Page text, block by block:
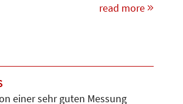
read more
einer sehr guten Messung